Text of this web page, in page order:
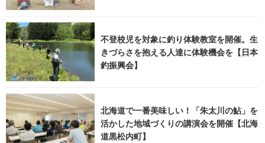
不登校児を対象に釣り体験教室を開催。生
きづらさを抱える人達に体験機会を【日本
釣振興会】
北海道で一番美味しい！「朱太川の鮎」を
活かした地域づくりの講演会を開催【北海
道黒松内町】